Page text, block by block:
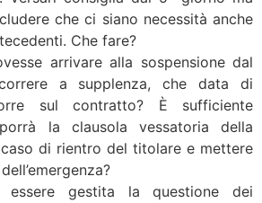
che ci siano necessità anche
Che fare?
arrivare alla sospensione dal
a supplenza, che data di
sul contratto? È sufficiente
la clausola vessatoria della
di rientro del titolare e mettere
essere gestita la questione dei